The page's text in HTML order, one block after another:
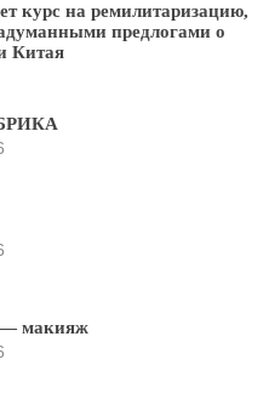
курс на ремилитаризацию,
предлогами о
Китая
макияж